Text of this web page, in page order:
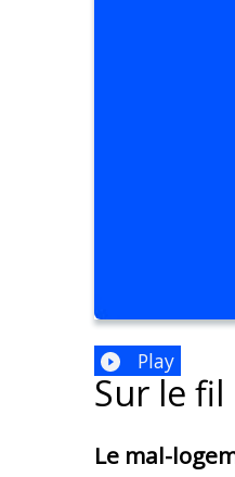
Play
Sur le fil
Le mal-